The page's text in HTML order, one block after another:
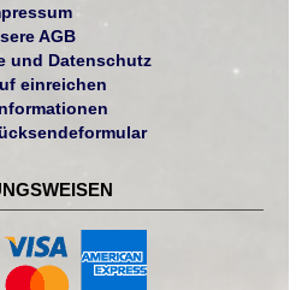
AGB
und Datenschutz
einreichen